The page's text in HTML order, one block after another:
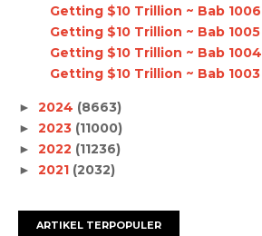
Getting $10 Trillion ~ Bab 1006
Getting $10 Trillion ~ Bab 1005
Getting $10 Trillion ~ Bab 1004
Getting $10 Trillion ~ Bab 1003
► 2024 (8663)
► 2023 (11000)
► 2022 (11236)
► 2021 (2032)
ARTIKEL TERPOPULER